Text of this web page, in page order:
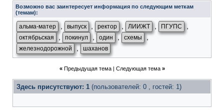
Возможно вас заинтересует информация по следующим меткам
(темам):
альма-матер выпуск ректор ЛИИЖТ ПГУПС
октябрьская покинул один , схемы ,
железнодорожной , шаханов
« Предыдущая тема| Следующая тема »
Здесь присутствуют: 1 (пользователей: 0 , гостей: 1)